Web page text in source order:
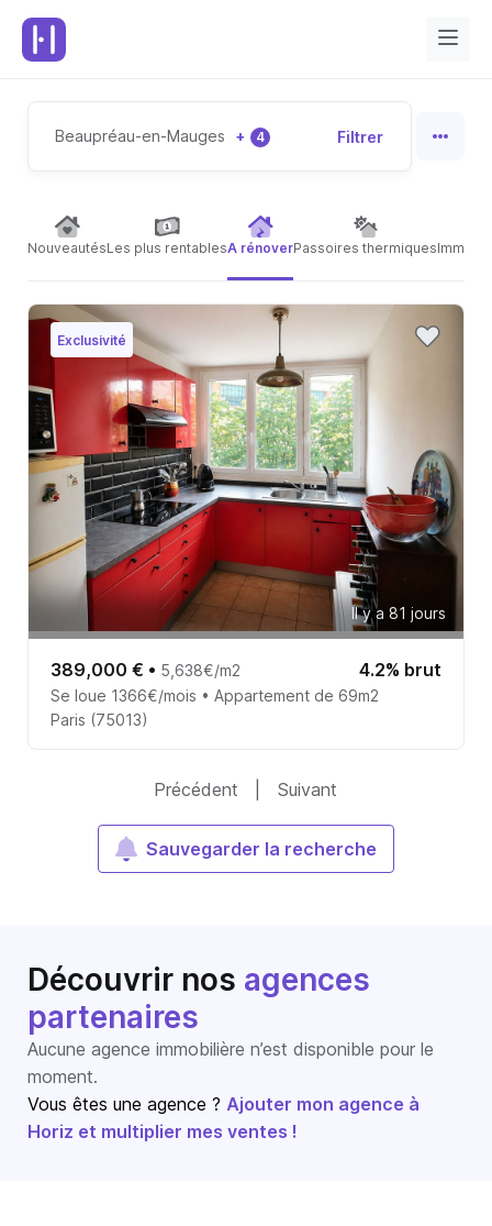
Beaupréau-en-Mauges + 4 Filtrer
NouveautésLes plus rentablesA rénoverPassoires thermiques
Exclusivité
Il y a 81 jours
389,000 € • 5,638€/m2 4.2% brut
Se loue 1366€/mois • Appartement de 69m2
Paris (75013)
Précédent Suivant
Sauvegarder la recherche
Découvrir nos agences
partenaires
Aucune agence immobilière n’est disponible pour le
moment.
Vous êtes une agence ? Ajouter mon agence à
Horiz et multiplier mes ventes !